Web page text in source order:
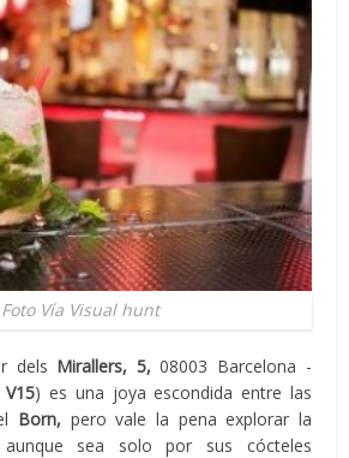
Foto Vía Visual hunt
dels Mirallers, 5, 08003 Barcelona -
) es una joya escondida entre las
Born, pero vale la pena explorar la
aunque sea solo por sus cócteles